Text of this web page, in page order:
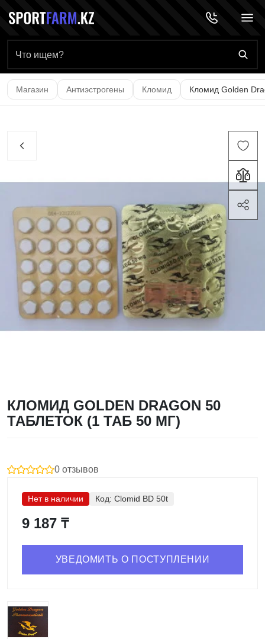
Главная страница
Магазин Антиэстрогены Кломид Кломид Golden
КЛОМИД GOLDEN DRAGON 50
ТАБЛЕТОК (1 ТАБ 50 МГ)
0 отзывов
Нет в наличии Код: Clomid BD 50t
9 187 ₸
УВЕДОМИТЬ О ПОСТУПЛЕНИИ